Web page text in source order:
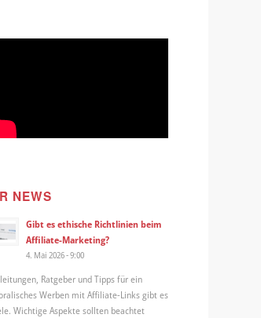
NEWS
Gibt es ethische Richtlinien beim
Affiliate-Marketing?
4. Mai 2026 - 9:00
Ratgeber und Tipps für ein
Werben mit Affiliate-Links gibt es
Wichtige Aspekte sollten beachtet